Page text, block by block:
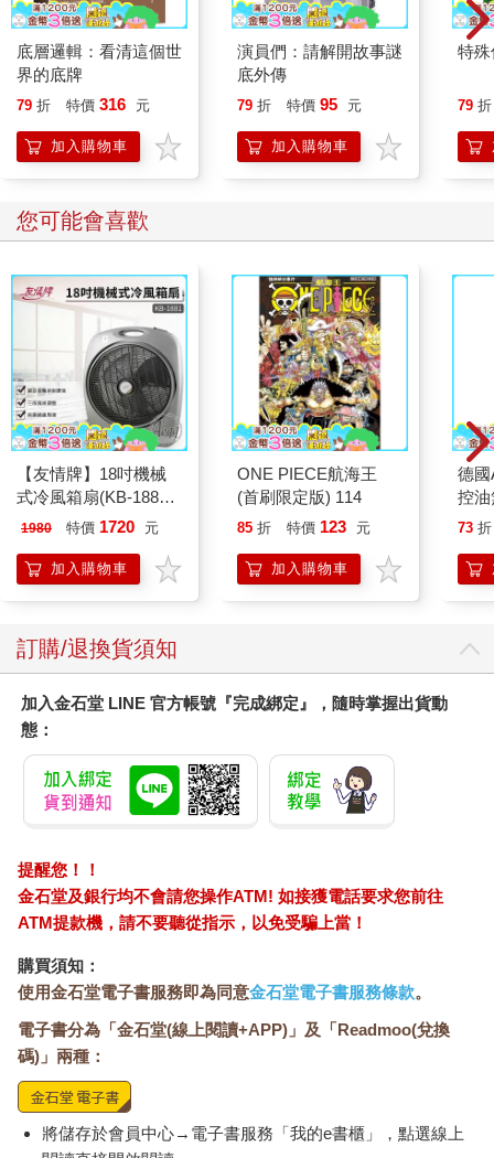
底層邏輯：看清這個世
界的底牌
79 折 特價 316 元
加入購物車
演員們：請解開故事謎
底外傳
79 折 特價 95 元
加入購物車
特
79 折
您可能會喜歡
【友情牌】18吋機械
式冷風箱扇(KB-1881
按鍵在上方)
1980 特價 1720 元
加入購物車
ONE PIECE航海王
(首刷限定版) 114
85 折 特價 123 元
加入購物車
德國
控
凝露
調
滋
73 折
訂購/退換貨須知
加入金石堂 LINE 官方帳號『完成綁定』，隨時掌握出貨動
態：
提醒您！！
金石堂及銀行均不會請您操作ATM! 如接獲電話要求您前往
ATM提款機，請不要聽從指示，以免受騙上當！
購買須知：
使用金石堂電子書服務即為同意金石堂電子書服務條款。
電子書分為「金石堂(線上閱讀+APP)」及「Readmoo(兌換
碼)」兩種：
將儲存於會員中心→電子書服務「我的e書櫃」，點選線上